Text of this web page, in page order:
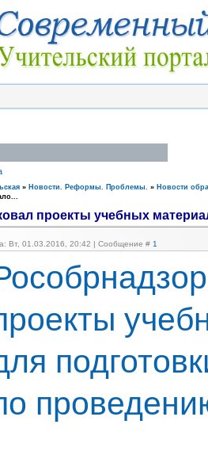
» Новости. Реформы. Проблемы. » Новости
проекты учебных
Вт, 01.03.2016, 20:42 | Сообщение # 1